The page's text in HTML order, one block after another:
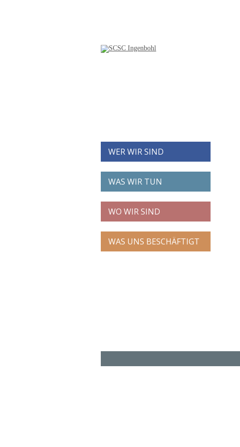
WER WIR SIND
WAS WIR TUN
WO WIR SIND
WAS UNS BESCHÄFTIGT